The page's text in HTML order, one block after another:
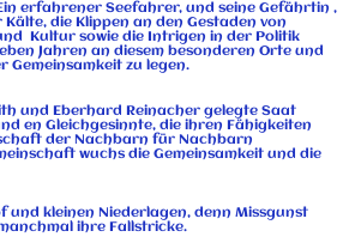
erfahrener Seefahrer, und seine Gefährtin ,
die Klippen an den Gestaden von
Kultur sowie die Intrigen in der Politik
Jahren an diesem besonderen Orte und
Gemeinsamkeit zu legen.
und Eberhard Reinacher gelegte Saat
en Gleichgesinnte, die ihren Fähigkeiten
der Nachbarn für Nachbarn
wuchs die Gemeinsamkeit und die
und kleinen Niederlagen, denn Missgunst
ihre Fallstricke.